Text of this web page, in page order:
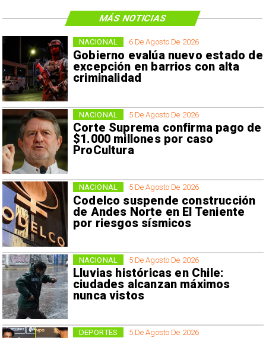
6 De Agosto De 2026
Gobierno evalúa nuevo estado de
excepción en barrios con alta
criminalidad
NACIONAL
5 De Agosto De 2026
Corte Suprema confirma pago de
$1.000 millones por caso
ProCultura
NACIONAL
5 De Agosto De 2026
Codelco suspende construcción
de Andes Norte en El Teniente
por riesgos sísmicos
NACIONAL
5 De Agosto De 2026
Lluvias históricas en Chile:
ciudades alcanzan máximos
nunca vistos
NACIONAL
5 De Agosto De 2026
DEPORTES
MÁS NOTICIAS